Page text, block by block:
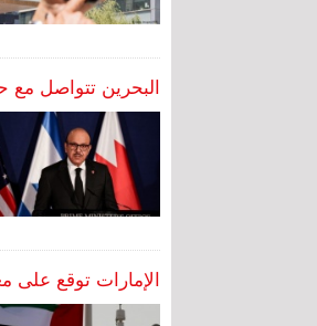
البحرين تتواصل مع
الإمارات توقع على